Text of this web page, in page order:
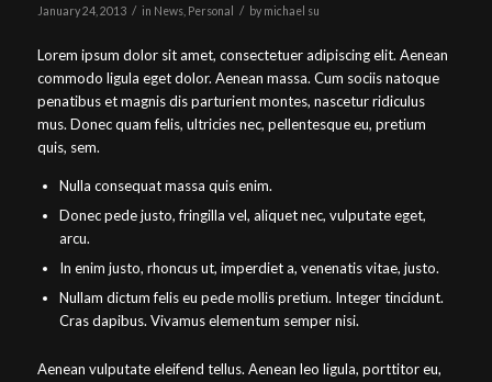
January 24, 2013 / in News, Personal / by michael su
Lorem ipsum dolor sit amet, consectetuer adipiscing elit. Aenean
commodo ligula eget dolor. Aenean massa. Cum sociis natoque
penatibus et magnis dis parturient montes, nascetur ridiculus
mus. Donec quam felis, ultricies nec, pellentesque eu, pretium
quis, sem.
Nulla consequat massa quis enim.
Donec pede justo, fringilla vel, aliquet nec, vulputate eget,
arcu.
In enim justo, rhoncus ut, imperdiet a, venenatis vitae, justo.
Nullam dictum felis eu pede mollis pretium. Integer tincidunt.
Cras dapibus. Vivamus elementum semper nisi.
Aenean vulputate eleifend tellus. Aenean leo ligula, porttitor eu,